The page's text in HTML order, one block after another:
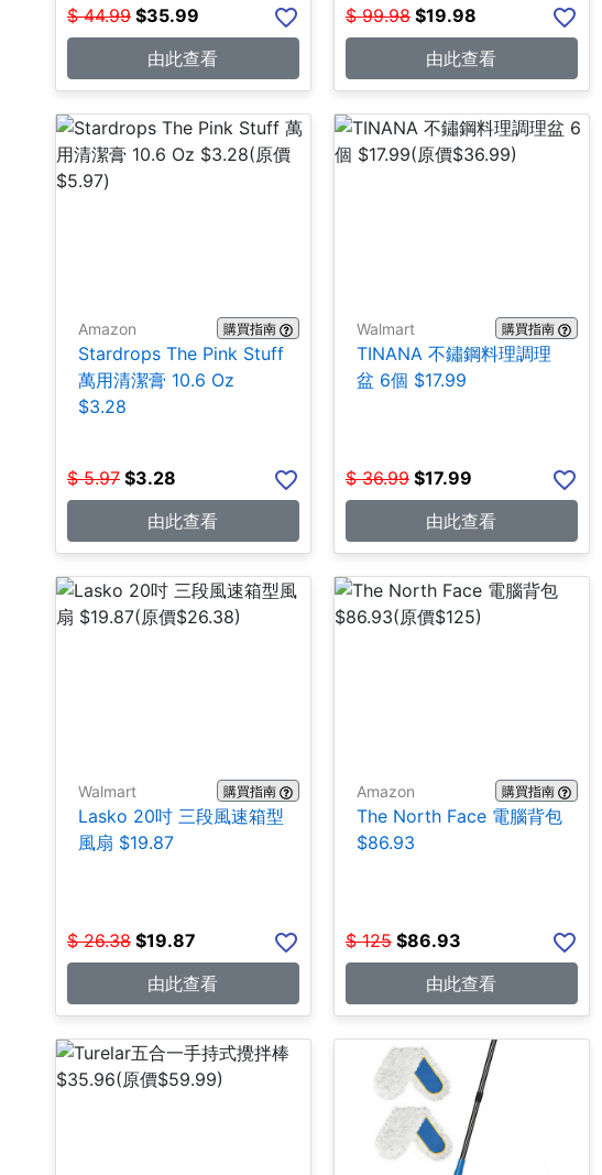
$ 44.99 $35.99
由此查看
$ 99.98 $19.98
由此查看
Amazon 購買指南
Stardrops The Pink Stuff
萬用清潔膏 10.6 Oz
$3.28
$ 5.97 $3.28
由此查看
Walmart 購買指南
TINANA 不鏽鋼料理調理
盆 6個 $17.99
$ 36.99 $17.99
由此查看
Walmart 購買指南
Lasko 20吋 三段風速箱型
風扇 $19.87
$ 26.38 $19.87
由此查看
Amazon 購買指南
The North Face 電腦背包
$86.93
$ 125 $86.93
由此查看